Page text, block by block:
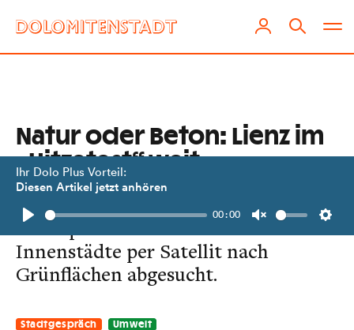
Ihr Dolo Plus Vorteil:
Diesen Artikel jetzt anhören
Play
00:00
Unmute
Natur oder Beton: Lienz im
„Hitzetest“ weit
abgeschlagen
Greenpeace hat 80 österreichische
Innenstädte per Satellit nach
Grünflächen abgesucht.
Stadtgespräch Umwelt